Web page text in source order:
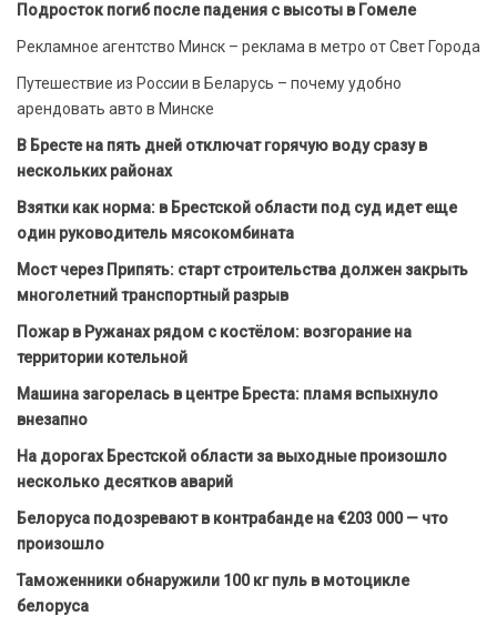
Подросток погиб после падения с высоты в Гомеле
Рекламное агентство Минск – реклама в метро от Свет Города
Путешествие из России в Беларусь – почему удобно
арендовать авто в Минске
В Бресте на пять дней отключат горячую воду сразу в
нескольких районах
Взятки как норма: в Брестской области под суд идет еще
один руководитель мясокомбината
Мост через Припять: старт строительства должен закрыть
многолетний транспортный разрыв
Пожар в Ружанах рядом с костёлом: возгорание на
территории котельной
Машина загорелась в центре Бреста: пламя вспыхнуло
внезапно
На дорогах Брестской области за выходные произошло
несколько десятков аварий
Белоруса подозревают в контрабанде на €203 000 — что
произошло
Таможенники обнаружили 100 кг пуль в мотоцикле
белоруса